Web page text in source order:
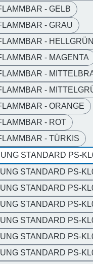
- GELB
- GRAU
-
- MAGENTA
-
-
- ORANGE
- ROT
- TÜRKIS
STANDARD PS-
STANDARD PS-
STANDARD PS-
STANDARD PS-
STANDARD PS-
STANDARD PS-
STANDARD PS-